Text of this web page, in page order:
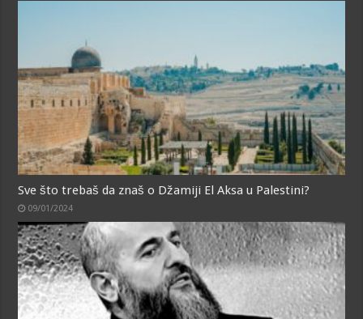
Sve što trebaš da znaš o Džamiji El Aksa u Palestini?
09/01/2024